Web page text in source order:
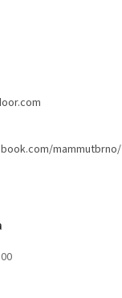
mammutbrno/